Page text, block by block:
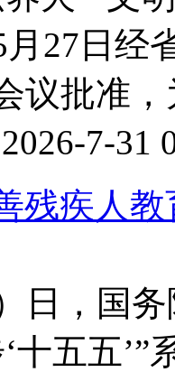
27日经
议批准
7-31
残疾人
，国务
十五五’”